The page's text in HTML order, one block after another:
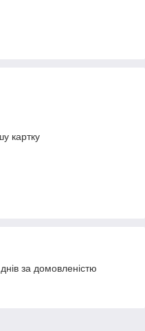
картку
за домовленістю